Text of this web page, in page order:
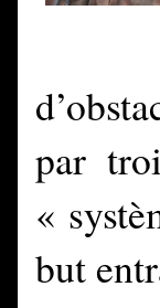
par
«
but